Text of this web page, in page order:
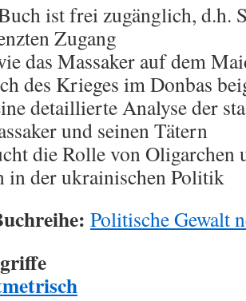
ist frei zugänglich, d.h.
Zugang
das Massaker auf dem
des Krieges im Donbas
detaillierte Analyse der
und seinen Tätern
die Rolle von Oligarchen
in der ukrainischen Politik
Politische Gewalt